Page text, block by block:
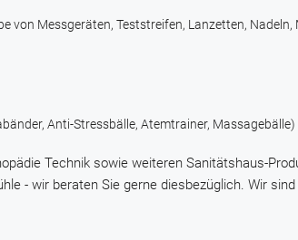
von Messgeräten, Teststreifen, Lanzetten,
Anti-Stressbälle, Atemtrainer, Massagebälle)
Technik sowie weiteren Sanitätshaus-
- wir beraten Sie gerne diesbezüglich. Wir